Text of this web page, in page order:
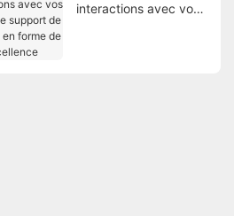
interactions avec vos